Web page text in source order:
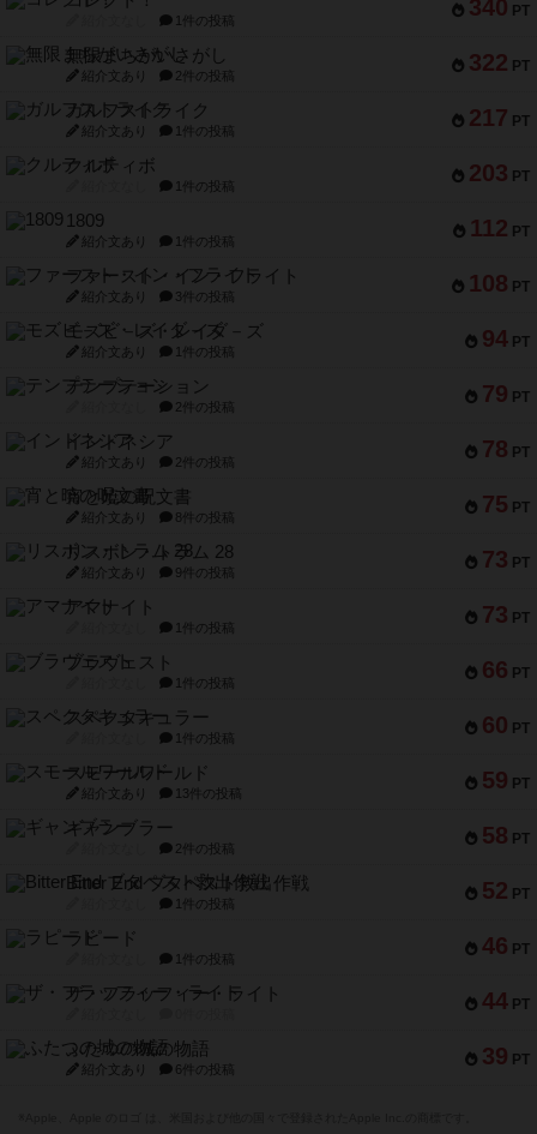
340 PT
1件の投稿
322 PT
無限まちがいさがし
紹介文あり 2件の投稿
217 PT
ガルフストライク
紹介文あり 1件の投稿
203 PT
クルティボ
1件の投稿
112 PT
1809
紹介文あり 1件の投稿
108 PT
ファースト・イン・フライト
紹介文あり 3件の投稿
94 PT
モズビ－ズ・レイダ－ズ
紹介文あり 1件の投稿
79 PT
テンプテーション
2件の投稿
78 PT
インドネシア
紹介文あり 2件の投稿
75 PT
宵と暁の呪文書
紹介文あり 8件の投稿
73 PT
リスボン・トラム 28
紹介文あり 9件の投稿
73 PT
アマナイト
1件の投稿
66 PT
ブラヴェスト
1件の投稿
60 PT
スペクタキュラー
1件の投稿
59 PT
スモールワールド
紹介文あり 13件の投稿
58 PT
ギャンブラー
2件の投稿
52 PT
Bitter End ブタペスト救出作戦
1件の投稿
46 PT
ラピード
1件の投稿
44 PT
ザ・フラッフィー・ライト
39 PT
ふたつの城の物語
紹介文あり 6件の投稿